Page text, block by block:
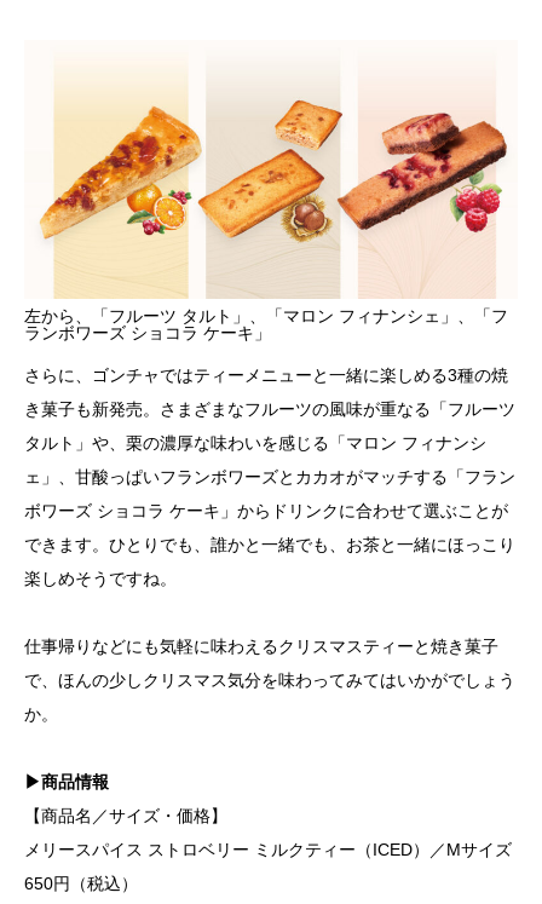
左から、「フルーツ タルト」、「マロン フィナンシェ」、「フ
ランボワーズ ショコラ ケーキ」
さらに、ゴンチャではティーメニューと一緒に楽しめる3種の焼
き菓子も新発売。さまざまなフルーツの風味が重なる「フルーツ
タルト」や、栗の濃厚な味わいを感じる「マロン フィナンシ
ェ」、甘酸っぱいフランボワーズとカカオがマッチする「フラン
ボワーズ ショコラ ケーキ」からドリンクに合わせて選ぶことが
できます。ひとりでも、誰かと一緒でも、お茶と一緒にほっこり
楽しめそうですね。
仕事帰りなどにも気軽に味わえるクリスマスティーと焼き菓子
で、ほんの少しクリスマス気分を味わってみてはいかがでしょう
か。
▶商品情報
【商品名／サイズ・価格】
メリースパイス ストロベリー ミルクティー（ICED）／Mサイズ
650円（税込）